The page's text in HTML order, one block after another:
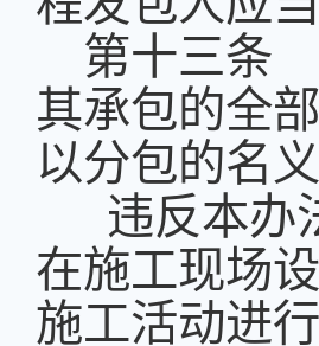
第十三条
其承包的全
以分包的名
违反本办
在施工现场
施工活动进